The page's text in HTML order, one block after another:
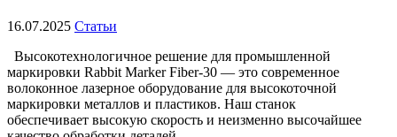
16.07.2025 Статьи
Высокотехнологичное решение для промышленной
маркировки Rabbit Marker Fiber-30 — это современное
волоконное лазерное оборудование для высокоточной
маркировки металлов и пластиков. Наш станок
обеспечивает высокую скорость и неизменно высочайшее